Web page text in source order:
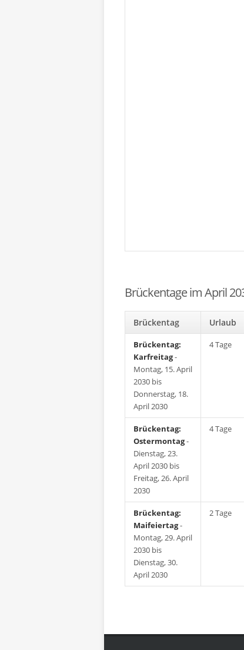
Brückentage im April
Brückentag Urlaub
Brückentag:
Karfreitag-
Montag, 15. April
2030 bis
Donnerstag, 18.
April 2030
4 Tage
Brückentag:
Ostermontag-
Dienstag, 23.
April 2030 bis
Freitag, 26. April
2030
4 Tage
Brückentag:
Maifeiertag-
Montag, 29. April
2030 bis
Dienstag, 30.
April 2030
2 Tage